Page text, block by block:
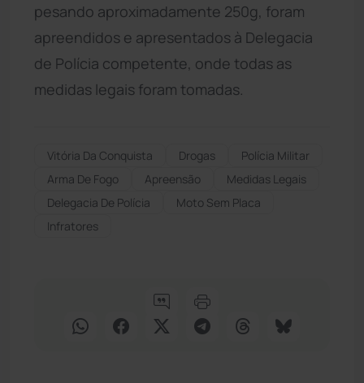
pesando aproximadamente 250g, foram
apreendidos e apresentados à Delegacia
de Polícia competente, onde todas as
medidas legais foram tomadas.
Vitória Da Conquista Drogas
Polícia Militar
Arma De Fogo
Apreensão
Medidas Legais
Delegacia De Polícia
Moto Sem Placa
Infratores